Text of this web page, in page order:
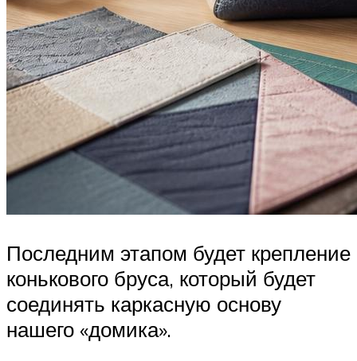
Последним этапом будет крепление
конькового бруса, который будет
соединять каркасную основу
нашего «домика».